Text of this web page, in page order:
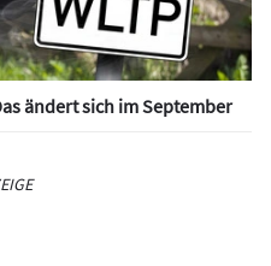
ändert sich im September